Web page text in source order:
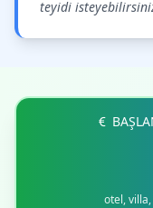
teyidi
otel, villa,